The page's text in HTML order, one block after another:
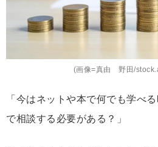
(画像=真由 野田/
「今はネットや本で何でも学べ
で相談する必要がある？」